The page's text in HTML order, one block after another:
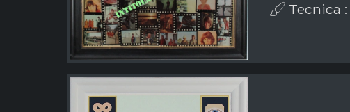
Tecnica